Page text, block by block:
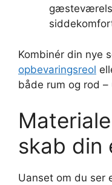
Kombinér din nye
opbevaringsreol
både rum og rod
skab din
Uanset om du ser